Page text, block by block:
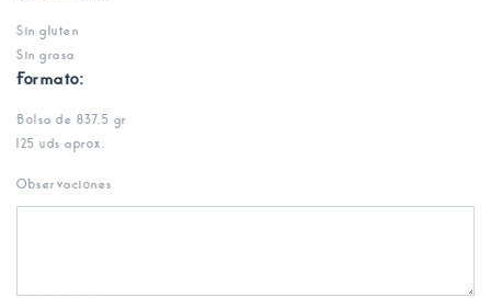
Sin gluten
Sin grasa
Formato:
Bolsa de 837,5 gr
125 uds aprox.
Observaciones